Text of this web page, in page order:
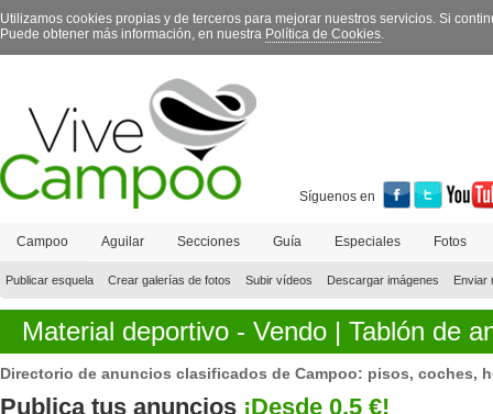
Utilizamos cookies propias y de terceros para mejorar nuestros servicios. Si
Puede obtener más información, en nuestra Política de Cookies.
Síguenos en
Campoo Aguilar Secciones Guía Especiales Fotos
Publicar esquela Crear galerías de fotos Subir vídeos Descargar imágenes Enviar
Contacto
Material deportivo - Vendo | Tablón de
Directorio de anuncios clasificados de Campoo: pisos, coches,
Publica tus anuncios ¡Desde 0,5 €!